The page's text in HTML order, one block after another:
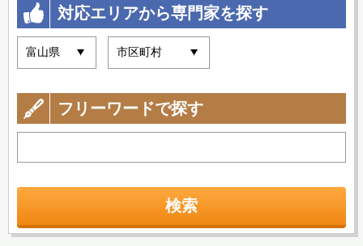
対応エリアから専門家を探す
フリーワードで探す
検索